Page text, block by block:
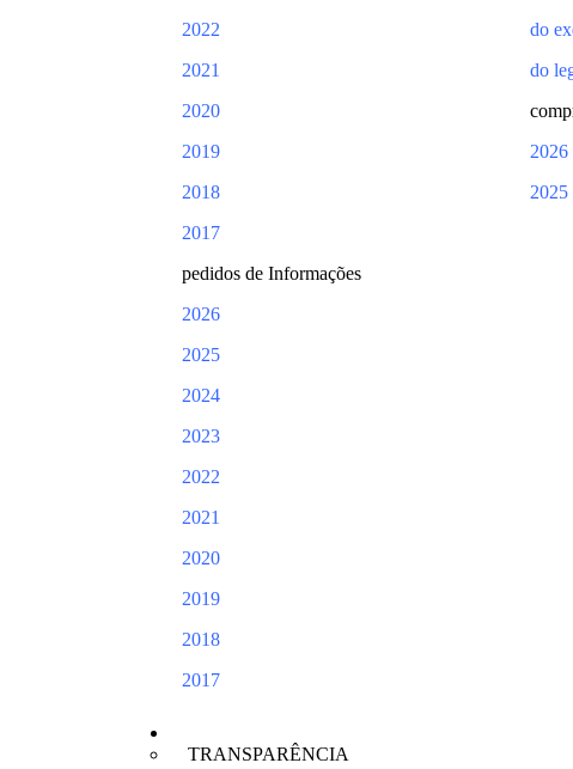
2022
2021
2020
2019
2018
2017
pedidos de Informações
2026
2025
2024
2023
2022
2021
2020
2019
2018
2017
do
do
2026
2025
TRANSPARÊNCIA